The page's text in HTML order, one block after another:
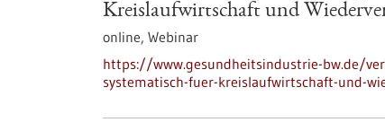
Kreislaufwirtschaft und
online, Webinar
https://www.gesundheitsindustrie-bw.de/
systematisch-fuer-kreislaufwirtschaft-und-